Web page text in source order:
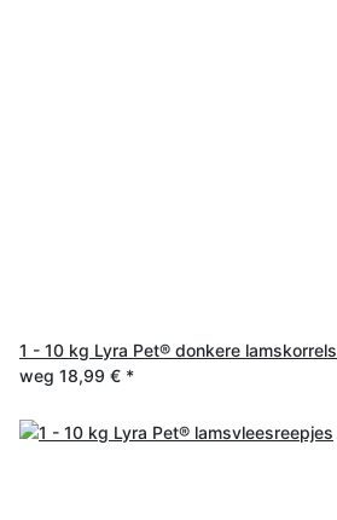
1 - 10 kg Lyra Pet® donkere lamskorrels
weg 18,99 € *